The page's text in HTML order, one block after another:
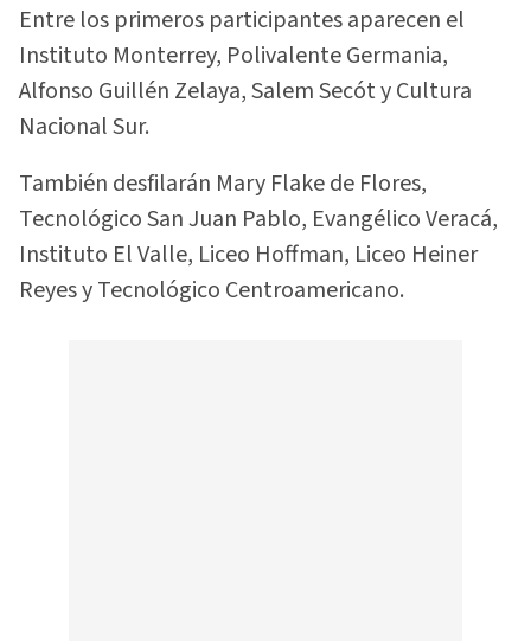
Entre los primeros participantes aparecen el
Instituto Monterrey, Polivalente Germania,
Alfonso Guillén Zelaya, Salem Secót y Cultura
Nacional Sur.
También desfilarán Mary Flake de Flores,
Tecnológico San Juan Pablo, Evangélico Veracá,
Instituto El Valle, Liceo Hoffman, Liceo Heiner
Reyes y Tecnológico Centroamericano.